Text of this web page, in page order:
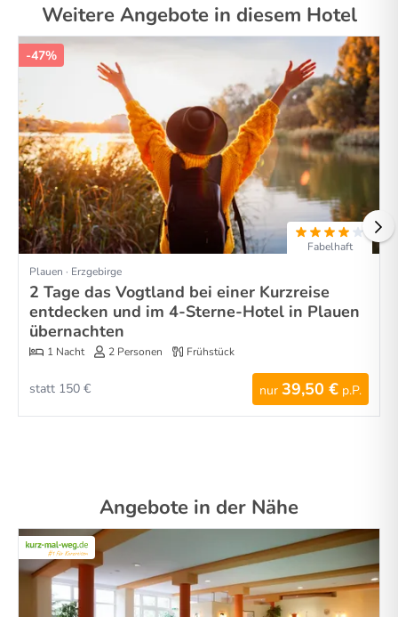
Weitere Angebote in diesem Hotel
-47%
Fabelhaft
Plauen · Erzgebirge
2 Tage das Vogtland bei einer Kurzreise
entdecken und im 4-Sterne-Hotel in Plauen
übernachten
1 Nacht 2 Personen Frühstück
nur 39,50 € p.P.
statt 150 €
Angebote in der Nähe